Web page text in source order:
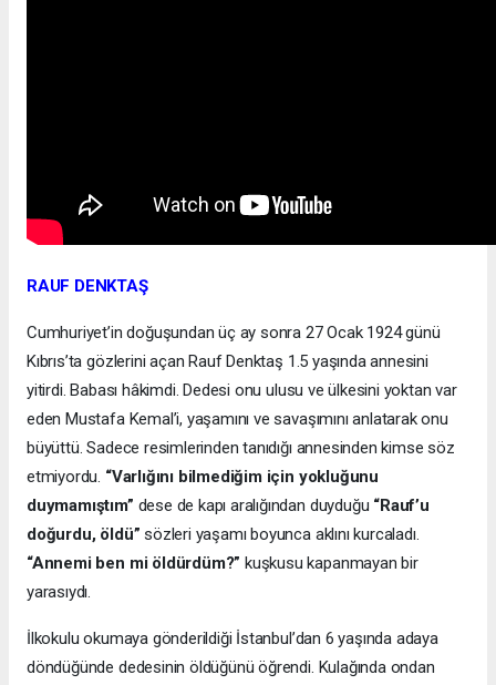
RAUF DENKTAŞ
Cumhuriyet’in doğuşundan üç ay sonra 27 Ocak 1924 günü
Kıbrıs’ta gözlerini açan Rauf Denktaş 1.5 yaşında annesini
yitirdi. Babası hâkimdi. Dedesi onu ulusu ve ülkesini yoktan var
eden Mustafa Kemal’i, yaşamını ve savaşımını anlatarak onu
büyüttü. Sadece resimlerinden tanıdığı annesinden kimse söz
etmiyordu. “Varlığını bilmediğim için yokluğunu
duymamıştım” dese de kapı aralığından duyduğu “Rauf’u
doğurdu, öldü” sözleri yaşamı boyunca aklını kurcaladı.
“Annemi ben mi öldürdüm?”kuşkusu kapanmayan bir
yarasıydı.
İlkokulu okumaya gönderildiği İstanbul’dan 6 yaşında adaya
döndüğünde dedesinin öldüğünü öğrendi. Kulağında ondan